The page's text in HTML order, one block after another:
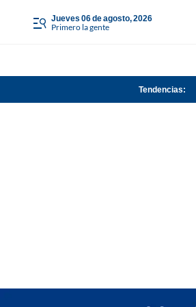
jueves 06 de agosto, 2026
Primero la gente
Tendencias: